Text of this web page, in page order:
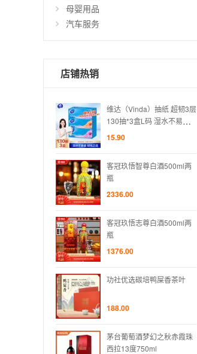
母婴用品
汽车服务
店铺热销
维达（Vinda）抽纸 超韧3层
130抽*3盒L码 湿水不易破
盒装抽纸 卫生纸 纸巾
15.90
客冠玖悟智尊白酒500ml两
瓶
2336.00
客冠玖悟志尊白酒500ml两
瓶
1376.00
功社优选碳培鸭屎香茶叶
188.00
茅台葡萄酒梦幻之秋赤霞珠
西拉13度750ml